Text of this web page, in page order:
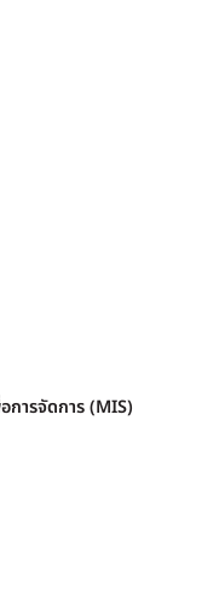
การจัดการ (MIS)